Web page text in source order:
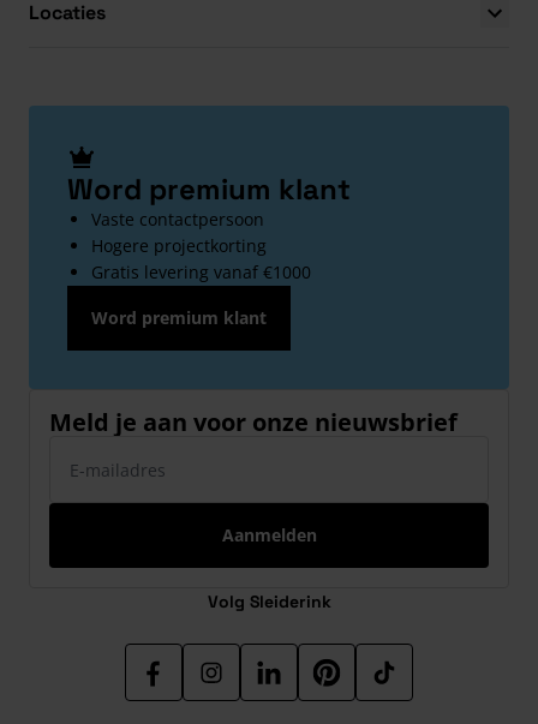
Locaties
Word premium klant
Vaste contactpersoon
Hogere projectkorting
Gratis levering vanaf €1000
Word premium klant
Meld je aan voor onze nieuwsbrief
Aanmelden
Volg Sleiderink